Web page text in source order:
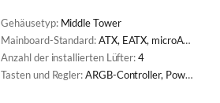
Gehäusetyp: Middle Tower
Mainboard-Standard:ATX, EATX, microATX, Mini-ITX, SSI CEB
Anzahl der installierten Lüfter:4
Tasten und Regler:ARGB-Controller, Power, Reset